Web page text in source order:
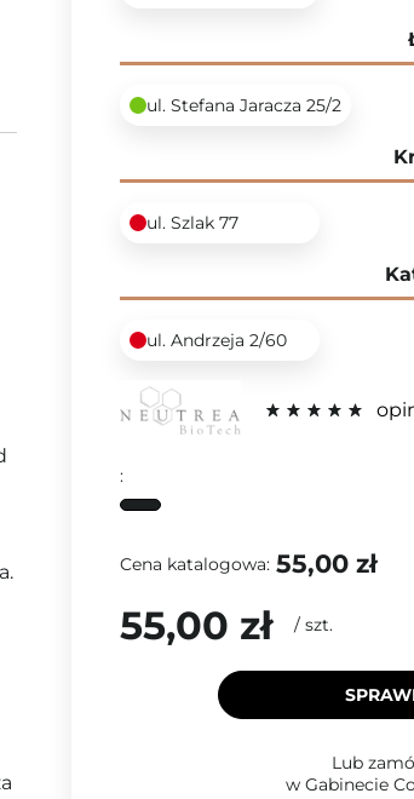
ul. Stefana Jaracza 25/2
ul. Szlak 77
ul. Andrzeja 2/60
:
Cena katalogowa: 55,00 zł
55,00 zł / szt.
Lub
w Gabinecie